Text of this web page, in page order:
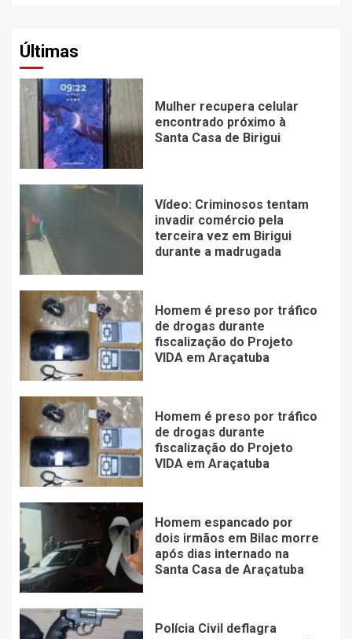
Últimas
Mulher recupera celular
encontrado próximo à
Santa Casa de Birigui
Vídeo: Criminosos tentam
invadir comércio pela
terceira vez em Birigui
durante a madrugada
Homem é preso por tráfico
de drogas durante
fiscalização do Projeto
VIDA em Araçatuba
Homem é preso por tráfico
de drogas durante
fiscalização do Projeto
VIDA em Araçatuba
Homem espancado por
dois irmãos em Bilac morre
após dias internado na
Santa Casa de Araçatuba
Polícia Civil deflagra